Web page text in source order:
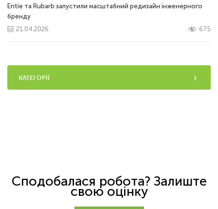
Entie та Rubarb запустили масштабний редизайн інженерного
бренду
21.04.2026
675
КАТЕГОРІЇ
Сподобалася робота? Залиште
свою оцінку